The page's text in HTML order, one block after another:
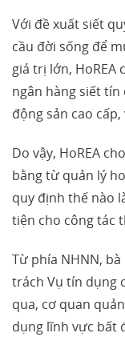
Với đề xuất siết
cầu đời sống để
giá trị lớn, HoREA
ngân hàng siết tín
động sản cao
Do vậy, HoREA
bằng từ quản lý
quy định thế nào
tiện cho công tác
Từ phía NHNN,
trách Vụ tín dụng
qua, cơ quan
dụng lĩnh vực bất